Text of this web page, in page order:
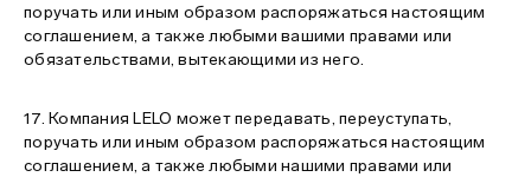
поручать или иным образом распоряжаться настоящим
соглашением, а также любыми вашими правами или
обязательствами, вытекающими из него.
17. Компания LELO может передавать, переуступать,
поручать или иным образом распоряжаться настоящим
соглашением, а также любыми нашими правами или